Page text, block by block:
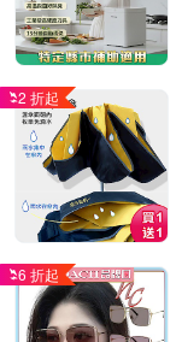
2 折起
6 折起